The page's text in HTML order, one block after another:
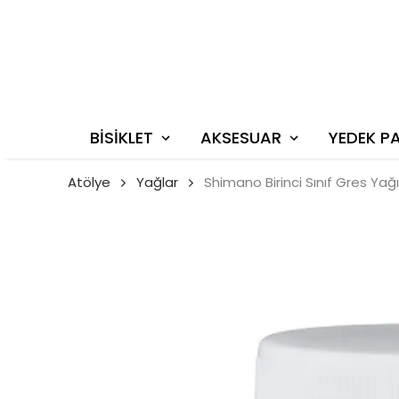
BİSİKLET AKSESUAR YEDEK
Atölye Yağlar Shimano Birinci Sınıf Gres